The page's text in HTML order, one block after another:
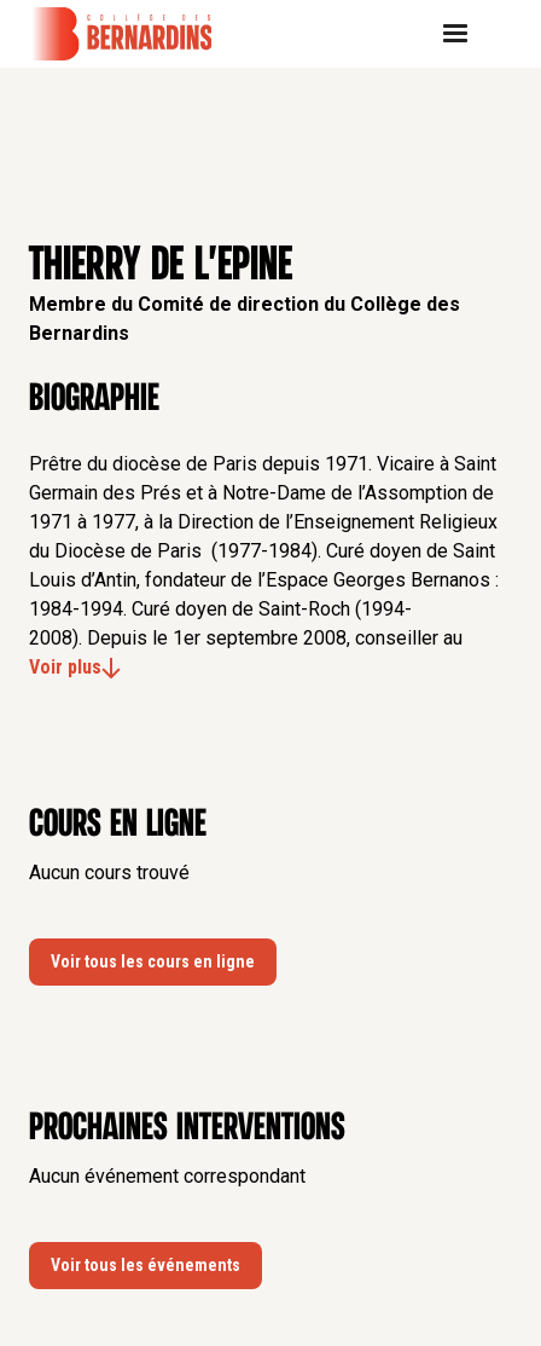
THIERRY DE L'EPINE
Membre du Comité de direction du Collège des
Bernardins
Biographie
Prêtre du diocèse de Paris depuis 1971. Vicaire à Saint
Germain des Prés et à Notre-Dame de l’Assomption de
1971 à 1977, à la Direction de l’Enseignement Religieux
du Diocèse de Paris (1977-1984). Curé doyen de Saint
Louis d’Antin, fondateur de l’Espace Georges Bernanos :
1984-1994. Curé doyen de Saint-Roch (1994-
2008). Depuis le 1er septembre 2008, conseiller au
comité de direction, au comité de programmation
Voir plus
Cours en ligne
Aucun cours trouvé
Voir tous les cours en ligne
Prochaines interventions
Aucun événement correspondant
Voir tous les événements